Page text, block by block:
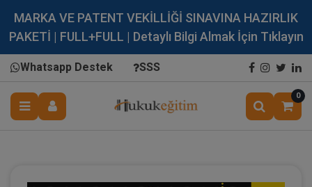
MARKA VE PATENT VEKİLLİĞİ SINAVINA HAZIRLIK
PAKETİ | FULL+FULL | Detaylı Bilgi Almak İçin Tıklayın
Whatsapp Destek SSS
0